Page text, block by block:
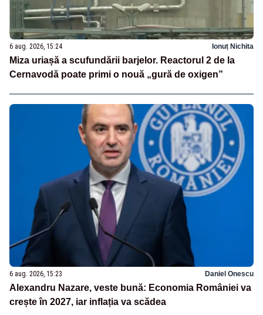
6 aug. 2026, 15:24 Ionuț Nichita
Miza uriașă a scufundării barjelor. Reactorul 2 de la
Cernavodă poate primi o nouă „gură de oxigen”
6 aug. 2026, 15:23 Daniel Onescu
Alexandru Nazare, veste bună: Economia României va
crește în 2027, iar inflația va scădea